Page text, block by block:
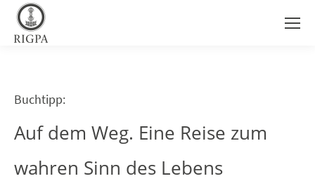
Buchtipp:
Auf dem Weg. Eine Reise zum
wahren Sinn des Lebens